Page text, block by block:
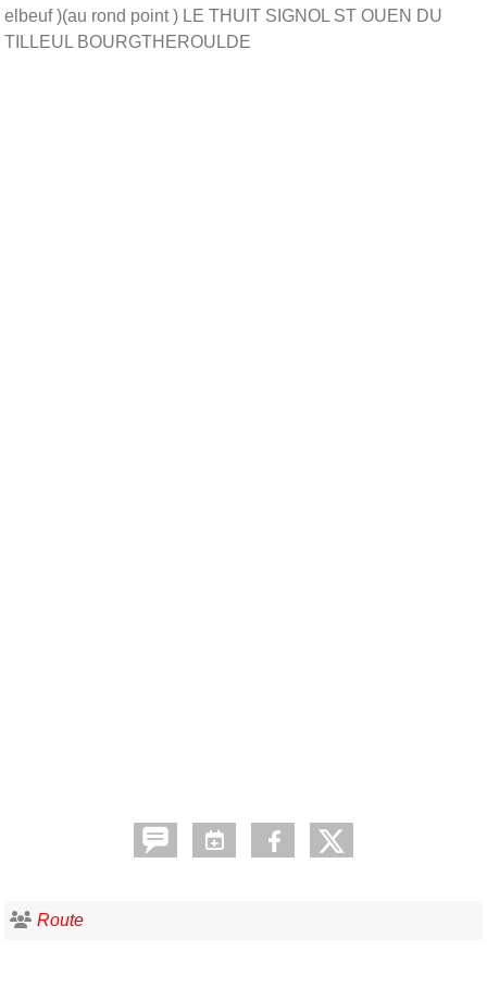
elbeuf )(au rond point ) LE THUIT SIGNOL ST OUEN DU
TILLEUL BOURGTHEROULDE
Route